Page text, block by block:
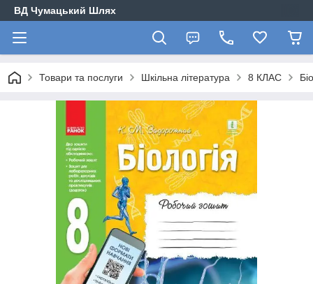
ВД Чумацький Шлях
Товари та послуги Шкільна література 8 КЛАС